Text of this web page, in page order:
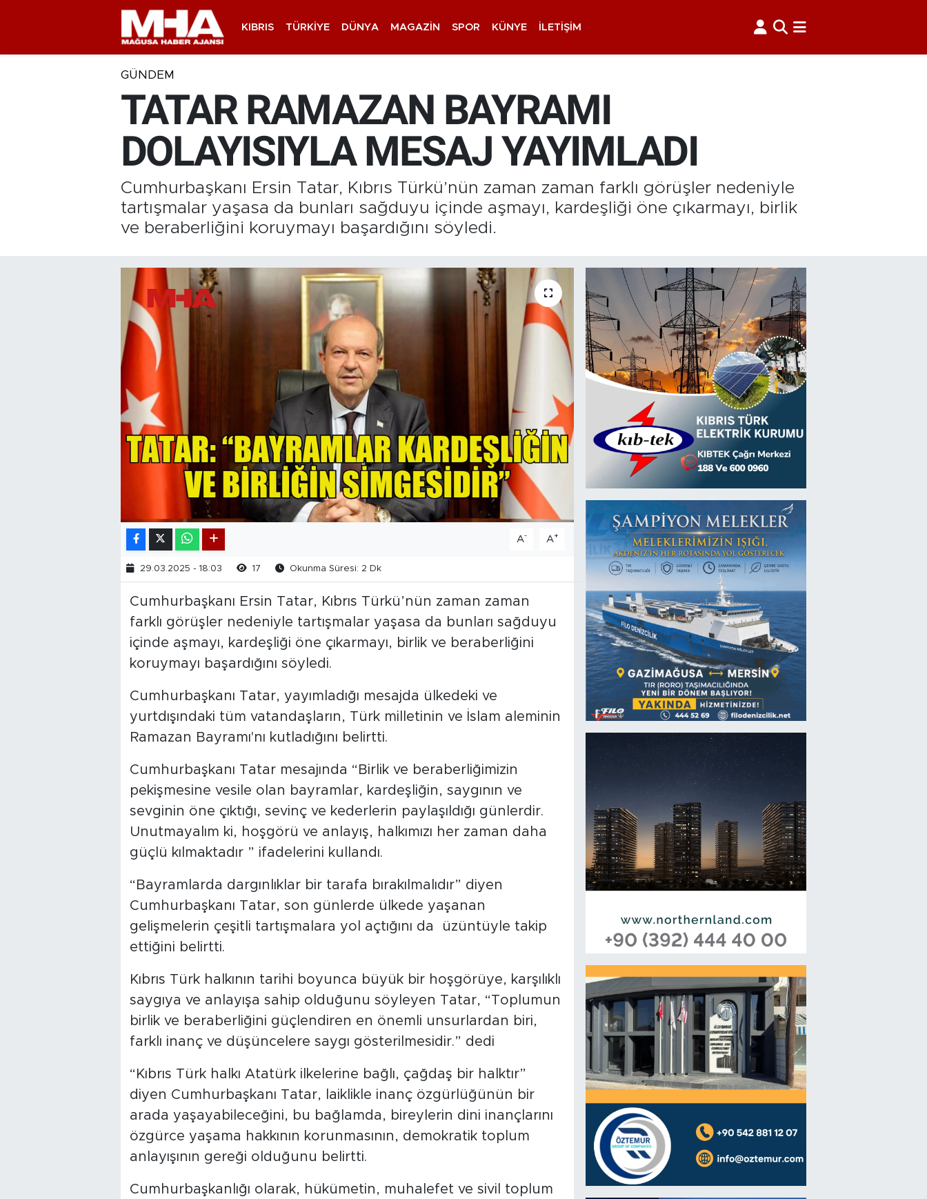
KIBRIS TÜRKIYE DÜNYA MAGAZIN SPOR KÜNYE İLETIŞIM
GÜNDEM
TATAR RAMAZAN BAYRAMI
DOLAYISIYLA MESAJ YAYIMLADI
Cumhurbaşkanı Ersin Tatar, Kıbrıs Türkü’nün zaman zaman farklı görüşler nedeniyle
tartışmalar yaşasa da bunları sağduyu içinde aşmayı, kardeşliği öne çıkarmayı, birlik
ve beraberliğini koruymayı başardığını söyledi.
A- A+
29.03.2025 - 18:03 17 Okunma Süresi: 2 Dk
Cumhurbaşkanı Ersin Tatar, Kıbrıs Türkü’nün zaman zaman
farklı görüşler nedeniyle tartışmalar yaşasa da bunları sağduyu
içinde aşmayı, kardeşliği öne çıkarmayı, birlik ve beraberliğini
koruymayı başardığını söyledi.
Cumhurbaşkanı Tatar, yayımladığı mesajda ülkedeki ve
yurtdışındaki tüm vatandaşların, Türk milletinin ve İslam aleminin
Ramazan Bayramı'nı kutladığını belirtti.
Cumhurbaşkanı Tatar mesajında “Birlik ve beraberliğimizin
pekişmesine vesile olan bayramlar, kardeşliğin, saygının ve
sevginin öne çıktığı, sevinç ve kederlerin paylaşıldığı günlerdir.
Unutmayalım ki, hoşgörü ve anlayış, halkımızı her zaman daha
güçlü kılmaktadır ” ifadelerini kullandı.
“Bayramlarda dargınlıklar bir tarafa bırakılmalıdır” diyen
Cumhurbaşkanı Tatar, son günlerde ülkede yaşanan
gelişmelerin çeşitli tartışmalara yol açtığını da üzüntüyle takip
ettiğini belirtti.
Kıbrıs Türk halkının tarihi boyunca büyük bir hoşgörüye, karşılıklı
saygıya ve anlayışa sahip olduğunu söyleyen Tatar, “Toplumun
birlik ve beraberliğini güçlendiren en önemli unsurlardan biri,
farklı inanç ve düşüncelere saygı gösterilmesidir.” dedi
“Kıbrıs Türk halkı Atatürk ilkelerine bağlı, çağdaş bir halktır”
diyen Cumhurbaşkanı Tatar, laiklikle inanç özgürlüğünün bir
arada yaşayabileceğini, bu bağlamda, bireylerin dini inançlarını
özgürce yaşama hakkının korunmasının, demokratik toplum
anlayışının gereği olduğunu belirtti.
Cumhurbaşkanlığı olarak, hükümetin, muhalefet ve sivil toplum